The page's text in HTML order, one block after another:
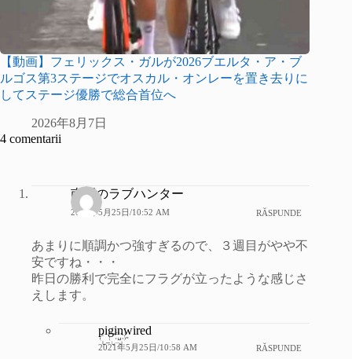
【動画】フェリックス・ガルが2026ブエルタ・ア・ブ
ルゴス第3ステージでオスカル・オンレーを置き去りに
してステージ優勝で総合首位へ
2026年8月7日
4 comentarii
南区のラブハンター
2021年5月25日/10:52 AM RĂSPUNDE
あまりに順調かつ強すぎるので、３週目がやや不
安ですね・・・
昨日の勝利で完全にフラグが立ったような感じさ
えします。
piginwired
2021年5月25日/10:58 AM RĂSPUNDE